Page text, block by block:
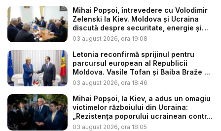
Mihai Popșoi, întrevedere cu Volodimir
Zelenski la Kiev. Moldova și Ucraina
discută despre securitate, energie și
d...
03 august 2026, ora 19:08
Letonia reconfirmă sprijinul pentru
parcursul european al Republicii
Moldova. Vasile Tofan și Baiba Braže ...
03 august 2026, ora 18:46
Mihai Popșoi, la Kiev, a adus un omagiu
victimelor războiului din Ucraina:
„Rezistența poporului ucrainean contr...
03 august 2026, ora 18:05